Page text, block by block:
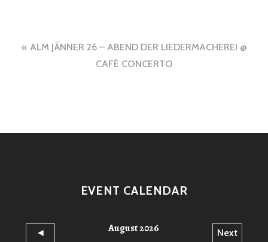
Beitragsnavigation
ALM JÄNNER 26 – ABEND DER LIEDERMACHEREI @
CAFÉ CONCERTO
EVENT CALENDAR
◄
August 2026
Next